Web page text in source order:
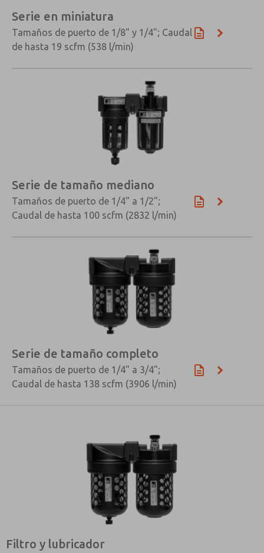
Serie en miniatura
Tamaños de puerto de 1/8" y 1/4"; Caudal
de hasta 19 scfm (538 l/min)
Serie de tamaño mediano
Tamaños de puerto de 1/4" a 1/2";
Caudal de hasta 100 scfm (2832 l/min)
Serie de tamaño completo
Tamaños de puerto de 1/4" a 3/4";
Caudal de hasta 138 scfm (3906 l/min)
Filtro y lubricador